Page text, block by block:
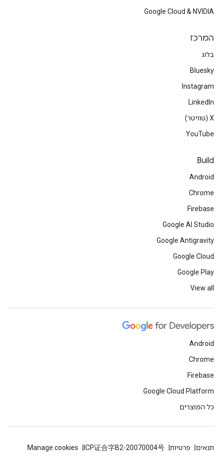
Google Cloud & NVIDIA
המרכז
בלוג
Bluesky
Instagram
LinkedIn
‫X (טוויטר)
YouTube
Build
Android
Chrome
Firebase
Google AI Studio
Google Antigravity
Google Cloud
Google Play
View all
Android
Chrome
Firebase
Google Cloud Platform
כל המוצרים
תנאים פרטיות ICP证合字B2-20070004号
Manage cookies